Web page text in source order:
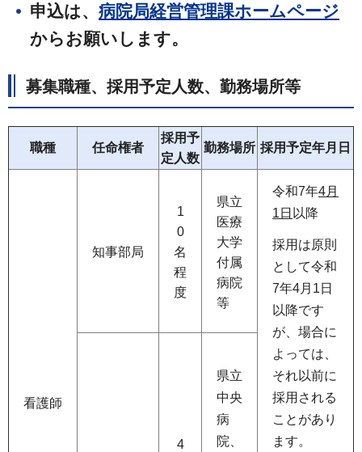
申込は、 病院局経営管理課ホームページ
からお願いします。
募集職種、採用予定人数、勤務場所等
職種 任命権者
採用予
定人数
勤務場所 採用予定年月日
看護師
知事部局
1
0
名
程
度
県立
医療
大学
付属
病院
等
令和7年4月
1日 以降
採用は原則
として令和
7年4月1日
以降です
が、場合に
よっては、
それ以前に
採用される
ことがあり
ます。
4
県立
中央
病
院、